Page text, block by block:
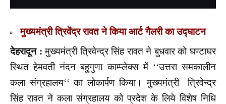
मुख्यमंत्री त्रिवेंद्र रावत ने किया आर्ट गैलरी का उद्घाटन
देहरादून : मुख्यमंत्री त्रिवेन्द्र सिंह रावत ने बुधवार को घण्टाघर
स्थित हेमवती नंदन बहुगुणा काम्प्लेक्स में ‘‘उत्तरा समकालीन
कला संग्रहालय‘‘ का लोकार्पण किया। मुख्यमंत्री त्रिवेन्द्र
सिंह रावत ने कला संग्रहालय को प्रदेश के लिये विशेष निधि